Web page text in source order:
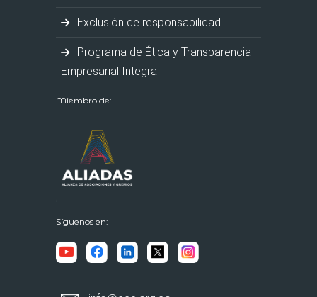
Exclusión de responsabilidad
Programa de Ética y Transparencia
Empresarial Integral
Miembro de:
Síguenos en: